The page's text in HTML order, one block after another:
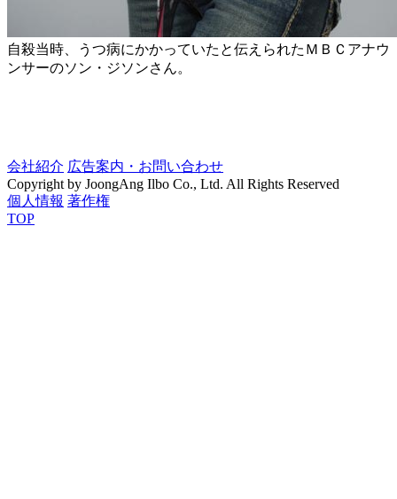
自殺当時、うつ病にかかっていたと伝えられたＭＢＣアナウ
ンサーのソン・ジソンさん。
会社紹介 広告案内・お問い合わせ
Copyright by JoongAng Ilbo Co., Ltd. All Rights Reserved
個人情報 著作権
TOP